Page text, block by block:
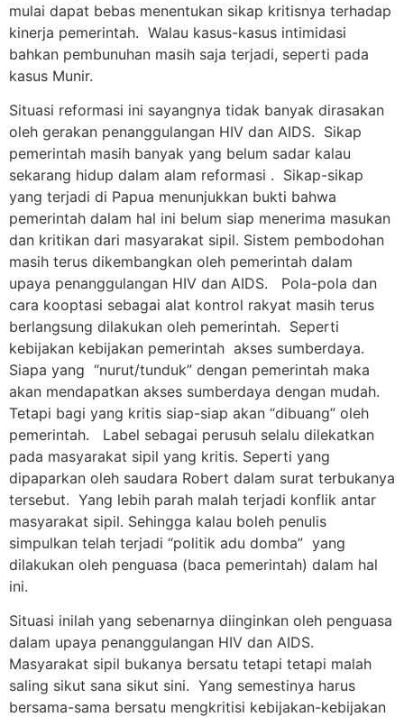
mulai dapat bebas menentukan sikap kritisnya terhadap
kinerja pemerintah. Walau kasus-kasus intimidasi
bahkan pembunuhan masih saja terjadi, seperti pada
kasus Munir.
Situasi reformasi ini sayangnya tidak banyak dirasakan
oleh gerakan penanggulangan HIV dan AIDS. Sikap
pemerintah masih banyak yang belum sadar kalau
sekarang hidup dalam alam reformasi . Sikap-sikap
yang terjadi di Papua menunjukkan bukti bahwa
pemerintah dalam hal ini belum siap menerima masukan
dan kritikan dari masyarakat sipil. Sistem pembodohan
masih terus dikembangkan oleh pemerintah dalam
upaya penanggulangan HIV dan AIDS. Pola-pola dan
cara kooptasi sebagai alat kontrol rakyat masih terus
berlangsung dilakukan oleh pemerintah. Seperti
kebijakan kebijakan pemerintah akses sumberdaya.
Siapa yang “nurut/tunduk” dengan pemerintah maka
akan mendapatkan akses sumberdaya dengan mudah.
Tetapi bagi yang kritis siap-siap akan “dibuang” oleh
pemerintah. Label sebagai perusuh selalu dilekatkan
pada masyarakat sipil yang kritis. Seperti yang
dipaparkan oleh saudara Robert dalam surat terbukanya
tersebut. Yang lebih parah malah terjadi konflik antar
masyarakat sipil. Sehingga kalau boleh penulis
simpulkan telah terjadi “politik adu domba” yang
dilakukan oleh penguasa (baca pemerintah) dalam hal
ini.
Situasi inilah yang sebenarnya diinginkan oleh penguasa
dalam upaya penanggulangan HIV dan AIDS.
Masyarakat sipil bukanya bersatu tetapi tetapi malah
saling sikut sana sikut sini. Yang semestinya harus
bersama-sama bersatu mengkritisi kebijakan-kebijakan